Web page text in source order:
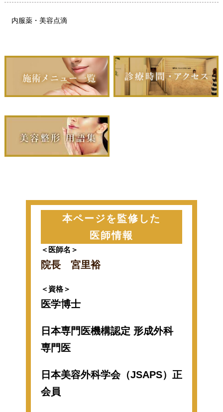
内服薬・美容点滴
本ページを監修した
医師情報
＜医師名＞
院長 宮里裕
＜資格＞
医学博士
日本専門医機構認定 形成外科
専門医
日本美容外科学会（JSAPS）正
会員